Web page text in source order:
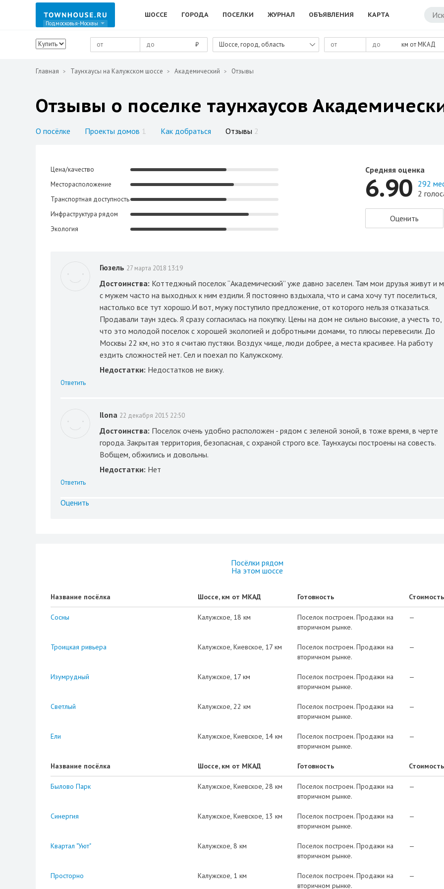
Подмосковья-Москвы
ШОССЕ ГОРОДА ПОСЕЛКИ ЖУРНАЛ ОБЪЯВЛЕНИЯ КАРТА
₽ Шоссе, город, область км от МКАД
Главная Таунхаусы на Калужском шоссе Академический Отзывы
Отзывы о поселке таунхаусов
О посёлке Проекты домов 1 Как добраться Отзывы 2
Цена/качество
Месторасположение
Транспортная доступность
Инфраструктура рядом
Экология
Средняя оценка
6.90 292
2
Оценить
Гюзель 27 марта 2018 13:19
Достоинства: Коттеджный поселок “Академический” уже давно заселен. Там мои друзья живут и
с мужем часто на выходных к ним ездили. Я постоянно вздыхала, что и сама хочу тут поселиться,
настолько все тут хорошо.И вот, мужу поступило предложение, от которого нельзя отказаться.
Продавали таун здесь. Я сразу согласилась на покупку. Цены на дом не сильно высокие, а учесть то,
что это молодой поселок с хорошей экологией и добротными домами, то плюсы перевесили. До
Москвы 22 км, но это я считаю пустяки. Воздух чище, люди добрее, а места красивее. На работу
ездить сложностей нет. Сел и поехал по Калужскому.
Недостатки: Недостатков не вижу.
Ответить
Ilona 22 декабря 2015 22:50
Достоинства: Поселок очень удобно расположен - рядом с зеленой зоной, в тоже время, в черте
города. Закрытая территория, безопасная, с охраной строго все. Таунхаусы построены на совесть.
Вобщем, обжились и довольны.
Недостатки: Нет
Ответить
Оценить
Посёлки рядом
На этом шоссе
Название посёлка Шоссе, км от МКАД Готовность Стоимость
Сосны Калужское 18 км
Поселок построен. Продажи на
вторичном рынке.
—
Троицкая ривьера Калужское Киевское 17 км
Поселок построен. Продажи на
вторичном рынке.
—
Изумрудный Калужское 17 км
Поселок построен. Продажи на
вторичном рынке.
—
Светлый Калужское 22 км
Поселок построен. Продажи на
вторичном рынке.
—
Ели Калужское Киевское 14 км
Поселок построен. Продажи на
вторичном рынке.
—
Название посёлка Шоссе, км от МКАД Готовность Стоимость
Былово Парк Калужское Киевское 28 км
Поселок построен. Продажи на
вторичном рынке.
—
Синергия Калужское Киевское 13 км
Поселок построен. Продажи на
вторичном рынке.
—
Квартал "Уют" Калужское 8 км
Поселок построен. Продажи на
вторичном рынке.
—
Просторно Калужское 1 км
Поселок построен. Продажи на
вторичном рынке.
—